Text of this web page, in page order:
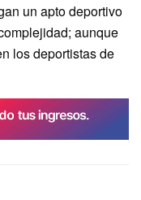
un apto deportivo
aunque
los deportistas de